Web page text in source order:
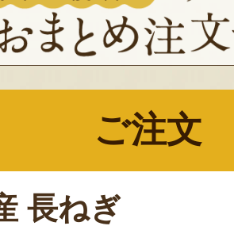
ご注文
長ねぎ